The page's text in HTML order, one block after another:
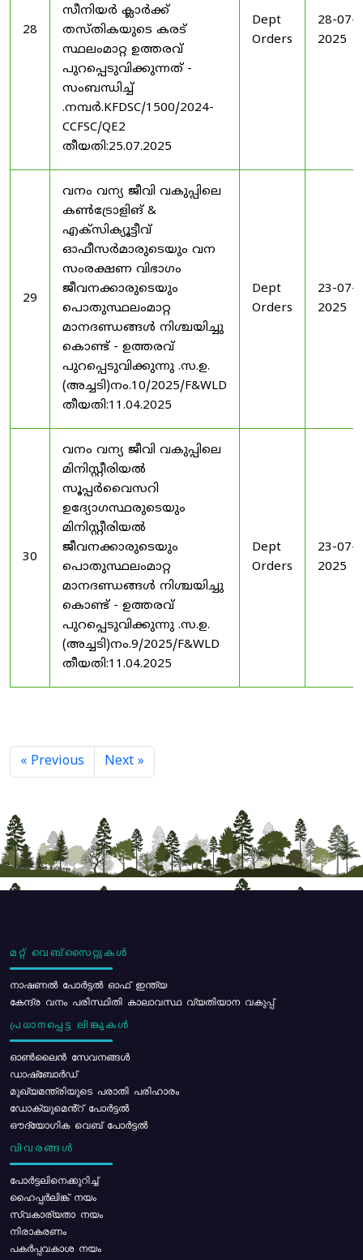
28
സീനിയർ ക്ലാർക്ക്
തസ്തികയുടെ കരട്
സ്ഥലംമാറ്റ ഉത്തരവ്
പുറപ്പെടുവിക്കുന്നത് -
സംബന്ധിച്ച്
.നമ്പർ.KFDSC/1500/2024-
CCFSC/QE2
തീയതി:25.07.2025
Dept
Orders
28-07-
2025
29
വനം വന്യ ജീവി വകുപ്പിലെ
കൺട്രോളിങ് &
എക്സിക്യൂട്ടീവ്
ഓഫീസർമാരുടെയും വന
സംരക്ഷണ വിഭാഗം
ജീവനക്കാരുടെയും
പൊതുസ്ഥലംമാറ്റ
മാനദണ്ഡങ്ങൾ നിശ്ചയിച്ചു
കൊണ്ട് - ഉത്തരവ്
പുറപ്പെടുവിക്കുന്നു .സ.ഉ.
(അച്ചടി)നം.10/2025/F&WLD
തീയതി:11.04.2025
Dept
Orders
23-07-
2025
30
വനം വന്യ ജീവി വകുപ്പിലെ
മിനിസ്റ്റീരിയൽ
സൂപ്പർവൈസറി
ഉദ്യോഗസ്ഥരുടെയും
മിനിസ്റ്റീരിയൽ
ജീവനക്കാരുടെയും
പൊതുസ്ഥലംമാറ്റ
മാനദണ്ഡങ്ങൾ നിശ്ചയിച്ചു
കൊണ്ട് - ഉത്തരവ്
പുറപ്പെടുവിക്കുന്നു .സ.ഉ.
(അച്ചടി)നം.9/2025/F&WLD
തീയതി:11.04.2025
Dept
Orders
23-07-
2025
« Previous Next »
മറ്റ് വെബ്സൈറ്റുകൾ
നാഷണൽ പോർട്ടൽ ഓഫ് ഇന്ത്യ
കേന്ദ്ര വനം പരിസ്ഥിതി കാലാവസ്ഥ വ്യതിയാന വകുപ്പ്
പ്രധാനപ്പെട്ട ലിങ്കുകൾ
ഓൺലൈൻ സേവനങ്ങൾ
ഡാഷ്ബോർഡ്
മുഖ്യമന്ത്രിയുടെ പരാതി പരിഹാരം
ഡോക്യുമെൻ്റ് പോർട്ടൽ
ഔദ്യോഗിക വെബ് പോർട്ടൽ
വിവരങ്ങൾ
പോര്‍ട്ടലിനെക്കുറിച്ച്
ഹൈപ്പർലിങ്ക് നയം
സ്വകാര്യതാ നയം
നിരാകരണം
പകർപ്പവകാശ നയം